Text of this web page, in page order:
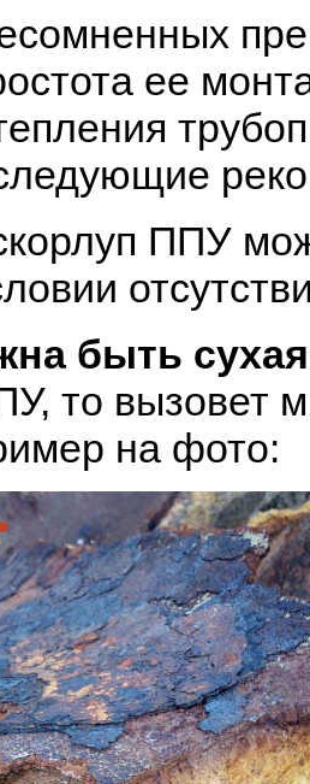
ее
ППУ
быть
то вызовет
на фото: